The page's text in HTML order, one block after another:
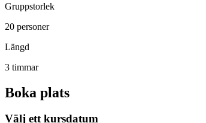
Gruppstorlek
20 personer
Längd
3 timmar
Boka plats
Välj ett kursdatum